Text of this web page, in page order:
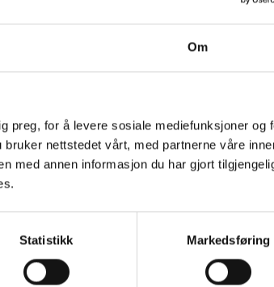
Om
preg, for å levere sosiale mediefunksjoner og
nettstedet vårt, med partnerne våre
med annen informasjon du har gjort
Statistikk Markedsføring
kommune
bygget er på
har en verdi
Schweigaardsgate
NCC bygger nytt
kanadiske
Statoil Fuel & Retail
Les mer om